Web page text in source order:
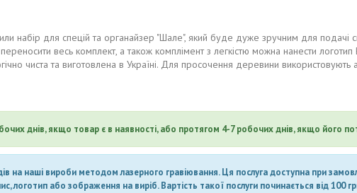
набір для спецій та органайзер "Шале", який буде дуже зручним для подачі
весь комплект, а також комплімент з легкістю можна нанести
чиста та виготовлена в Україні. Для просочення деревини
днів, якщо товар є в наявності, або протягом 4-7 робочих днів, якщо його
на наші вироби методом лазерного гравіювання. Ця послуга доступна при
логотип або зображення на виріб. Вартість такої послуги починається від 100